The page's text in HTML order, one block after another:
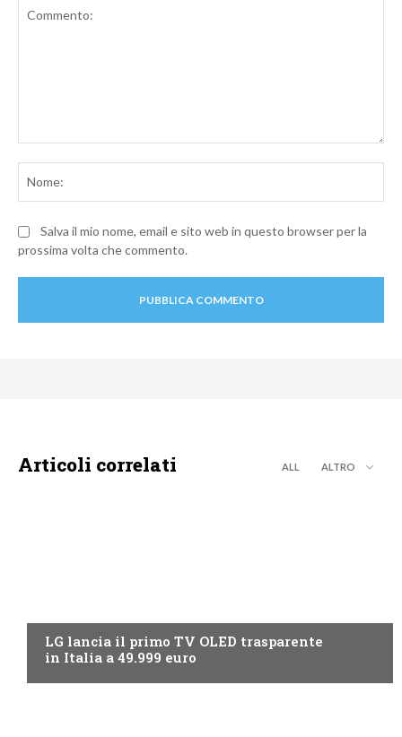
Salva il mio nome, email e sito web in questo browser per la
prossima volta che commento.
Articoli correlati ALL ALTRO
LG lancia il primo TV OLED trasparente
in Italia a 49.999 euro